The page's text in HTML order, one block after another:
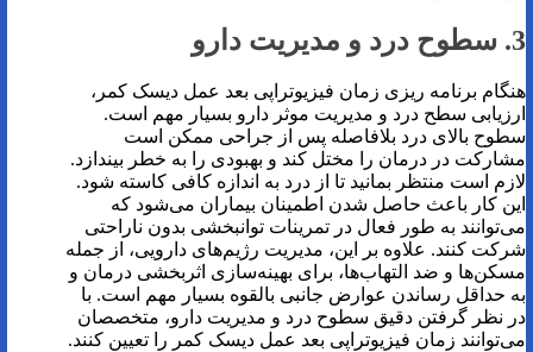
3. سطوح درد و مدیریت دارو
هنگام برنامه ریزی زمان فیزیوتراپی بعد عمل دیسک کمر،
ارزیابی سطح درد و مدیریت موثر دارو بسیار مهم است.
سطوح بالای درد بلافاصله پس از جراحی ممکن است
مشارکت در درمان را مختل کند و بهبودی را به خطر بیندازد.
لازم است منتظر بمانید تا از درد به اندازه کافی کاسته شود.
این کار باعث حاصل شدن اطمینان بیماران می‌شود که
می‌توانند به طور فعال در تمرینات توانبخشی بدون ناراحتی
شرکت کنند. علاوه بر این، مدیریت رژیم‌های دارویی، از جمله
مسکن‌ها و ضد التهاب‌ها، برای بهینه‌سازی اثربخشی درمان و
به حداقل رساندن عوارض جانبی بالقوه بسیار مهم است. با
در نظر گرفتن دقیق سطوح درد و مدیریت دارو، متخصصان
می‌توانند زمان فیزیوتراپی بعد عمل دیسک کمر را تعیین کنند.